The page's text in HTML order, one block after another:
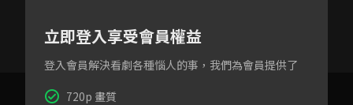
54
立即登入享受會員權益
登入會員解決看劇各種惱人的事，我們為會員提供了
720p 畫質